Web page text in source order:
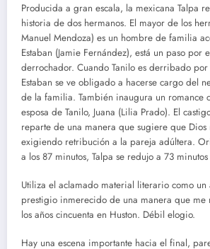
Producida a gran escala, la mexicana Talpa
historia de dos hermanos. El mayor de los
Manuel Mendoza) es un hombre de familia
Estaban (Jamie Fernández), está un paso por
derrochador. Cuando Tanilo es derribado
Estaban se ve obligado a hacerse cargo del
de la familia. También inaugura un romance
esposa de Tanilo, Juana (Lilia Prado). El
reparte de una manera que sugiere que Dios
exigiendo retribución a la pareja adúltera.
a los 87 minutos, Talpa se redujo a 73
Utiliza el aclamado material literario como un
prestigio inmerecido de una manera que me
los años cincuenta en Huston. Débil elogio.
Hay una escena importante hacia el final,